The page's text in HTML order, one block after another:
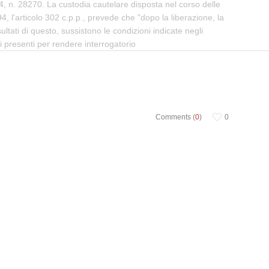
n. 28270. La custodia cautelare disposta nel corso delle
l'articolo 302 c.p.p., prevede che "dopo la liberazione, la
di questo, sussistono le condizioni indicate negli
presenti per rendere interrogatorio
Comments (0) 0